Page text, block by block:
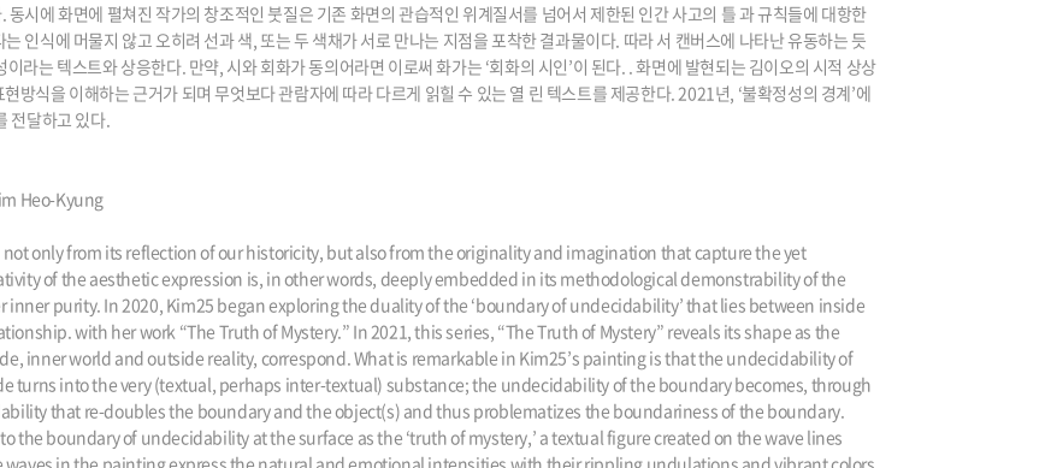
시에 화면에 펼쳐진 작가의 창조적인 붓질은 기존 화면의 관습적인 위계질서를 넘어서 제한된 인간 사고의 틀 과 규칙들에 대항한
인식에 머물지 않고 오히려 선과 색, 또는 두 색채가 서로 만나는 지점을 포착한 결과물이다. 따라 서 캔버스에 나타난 유동하는 듯
라는 텍스트와 상응한다. 만약, 시와 회화가 동의어라면 이로써 화가는 ‘회화의 시인’이 된다. . 화면에 발현되는 김이오의 시적 상상
방식을 이해하는 근거가 되며 무엇보다 관람자에 따라 다르게 읽힐 수 있는 열 린 텍스트를 제공한다. 2021년, ‘불확정성의 경계’에
전달하고 있다.
Heo-Kyung
only from its reflection of our historicity, but also from the originality and imagination that capture the yet
of the aesthetic expression is, in other words, deeply embedded in its methodological demonstrability of the
inner purity. In 2020, Kim25 began exploring the duality of the ‘boundary of undecidability’ that lies between inside
with her work “The Truth of Mystery.” In 2021, this series, “The Truth of Mystery” reveals its shape as the
inner world and outside reality, correspond. What is remarkable in Kim25’s painting is that the undecidability of
turns into the very (textual, perhaps inter-textual) substance; the undecidability of the boundary becomes, through
that re-doubles the boundary and the object(s) and thus problematizes the boundariness of the boundary.
the boundary of undecidability at the surface as the ‘truth of mystery,’ a textual figure created on the wave lines
in the painting express the natural and emotional intensities with their rippling undulations and vibrant colors.